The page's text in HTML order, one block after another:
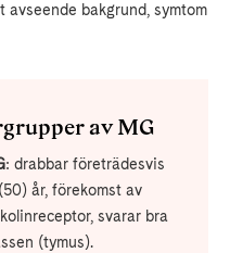
avseende bakgrund, symtom
av MG
: drabbar företrädesvis
år, förekomst av
svarar bra
(tymus).